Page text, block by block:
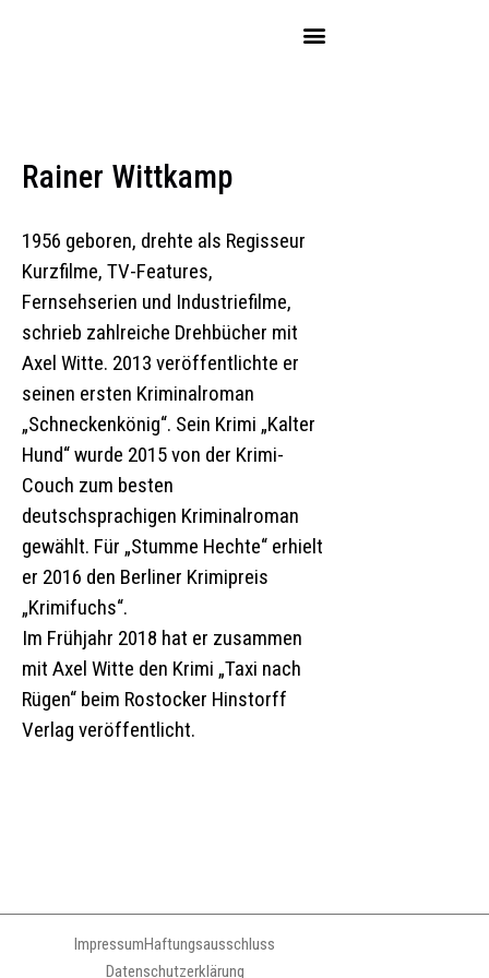
Rainer Wittkamp
1956 geboren, drehte als Regisseur
Kurzfilme, TV-Features,
Fernsehserien und Industriefilme,
schrieb zahlreiche Drehbücher mit
Axel Witte. 2013 veröffentlichte er
seinen ersten Kriminalroman
„Schneckenkönig“. Sein Krimi „Kalter
Hund“ wurde 2015 von der Krimi-
Couch zum besten
deutschsprachigen Kriminalroman
gewählt. Für „Stumme Hechte“ erhielt
er 2016 den Berliner Krimipreis
„Krimifuchs“.
Im Frühjahr 2018 hat er zusammen
mit Axel Witte den Krimi „Taxi nach
Rügen“ beim Rostocker Hinstorff
Verlag veröffentlicht.
ImpressumHaftungsausschluss
Datenschutzerklärung